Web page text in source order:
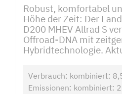
Robust, komfortabel
Höhe der Zeit: Der
D200 MHEV Allrad S
Offroad-DNA mit
Hybridtechnologie.
Verbrauch: kombiniert:
Emissionen: kombiniert: